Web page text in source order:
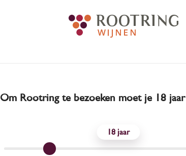
Om Rootring te bezoeken moet je 18
18